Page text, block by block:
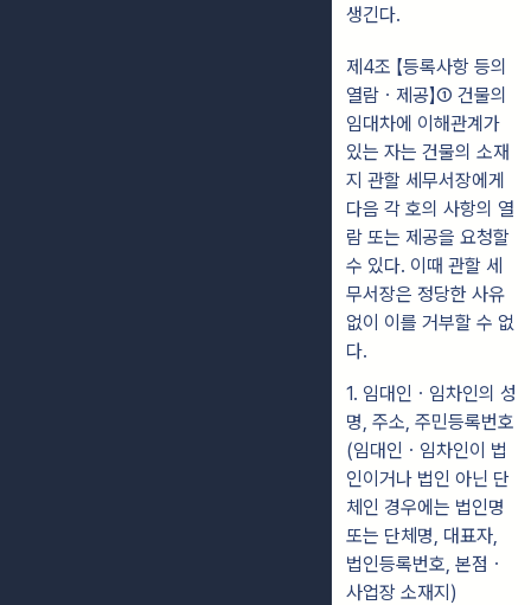
생긴다.
제4조 【등록사항 등의
열람ㆍ제공】① 건물의
임대차에 이해관계가
있는 자는 건물의 소재
지 관할 세무서장에게
다음 각 호의 사항의 열
람 또는 제공을 요청할
수 있다. 이때 관할 세
무서장은 정당한 사유
없이 이를 거부할 수 없
다.
1. 임대인ㆍ임차인의 성
명, 주소, 주민등록번호
(임대인ㆍ임차인이 법
인이거나 법인 아닌 단
체인 경우에는 법인명
또는 단체명, 대표자,
법인등록번호, 본점ㆍ
사업장 소재지)